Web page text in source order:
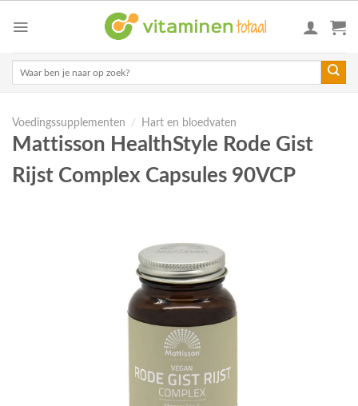
Voedingssupplementen / Hart en bloedvaten
Mattisson HealthStyle Rode Gist
Rijst Complex Capsules 90VCP